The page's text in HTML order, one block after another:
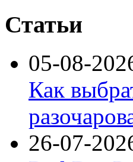
Статьи
05-08-
Как
26-07-